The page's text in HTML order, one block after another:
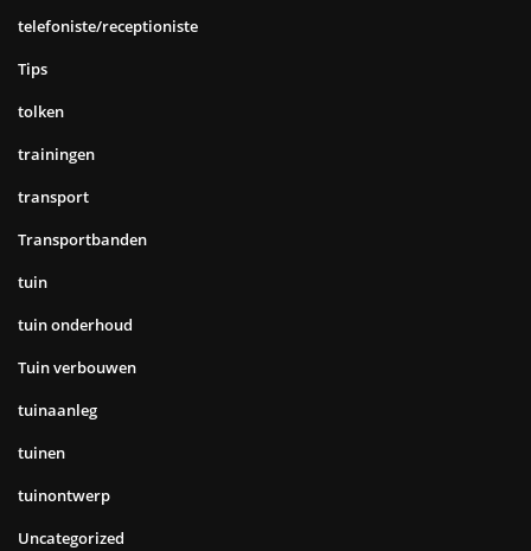
telefoniste/receptioniste
Tips
tolken
trainingen
transport
Transportbanden
tuin
tuin onderhoud
Tuin verbouwen
tuinaanleg
tuinen
tuinontwerp
Uncategorized